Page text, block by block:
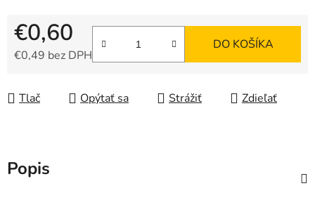
€0,60
€0,49 bez DPH
DO KOŠÍKA
Tlač Opýtať sa Strážiť Zdieľať
Popis